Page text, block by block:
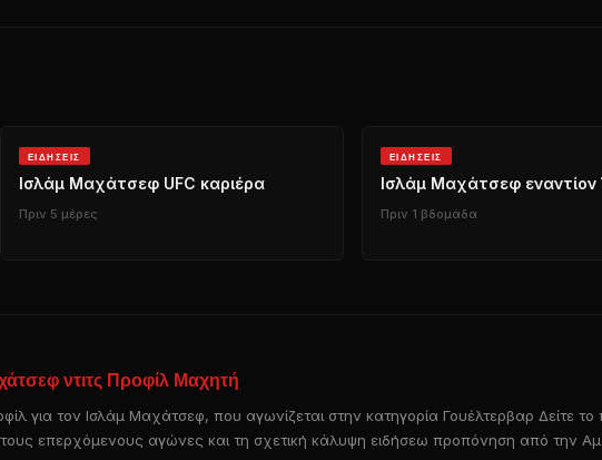
ΕΙΔΉΣΕΙΣ
Ισλάμ Μαχάτσεφ UFC καριέρα
Πριν 5 μέρες
ΕΙΔΉΣΕΙΣ
Ισλάμ Μαχάτσεφ εναντίον
Πριν 1 βδομάδα
ντιτς Προφίλ Μαχητή
για τον Ισλάμ Μαχάτσεφ, που αγωνίζεται στην κατηγορία Γουέλτερβαρ Δείτε
τους επερχόμενους αγώνες και τη σχετική κάλυψη ειδήσεω προπόνηση από την